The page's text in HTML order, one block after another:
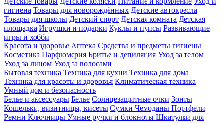
гигиена Товары для новорождённых Детские автокресла
Товары для школы Детский спорт Детская комната Детская
площадка Игрушки и подарки Куклы и пупсы Развивающие
игры и хобби
Красота и здоровье Аптека Средства и предметы гигиены
Косметика Парфюмерия Бритье и депиляция Уход за телом
Уход за лицом Уход за волосами
Бытовая техника Техника для кухни Техника для дома
Техника для красоты и здоровья Климатическая техника
Умный дом и безопасность
Белье и аксессуары Белье Солнцезащитные очки Зонты
Кошельки, визитницы, кисеты Сумки Чемоданы Портфели
Ремни Ключницы Умные ручки и блокноты Шкатулки для